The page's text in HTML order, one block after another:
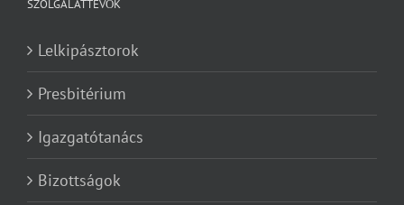
SZOLGÁLATTEVŐK
Lelkipásztorok
Presbitérium
Igazgatótanács
Bizottságok